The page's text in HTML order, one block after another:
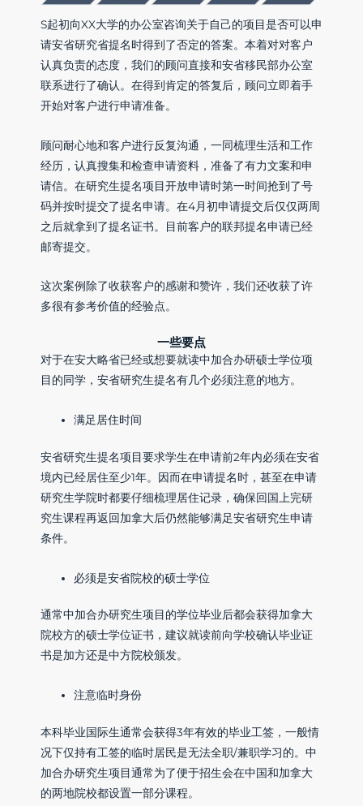
S起初向XX大学的办公室咨询关于自己的项目是否可以申
请安省研究省提名时得到了否定的答案。本着对对客户
认真负责的态度，我们的顾问直接和安省移民部办公室
联系进行了确认。在得到肯定的答复后，顾问立即着手
开始对客户进行申请准备。
顾问耐心地和客户进行反复沟通，一同梳理生活和工作
经历，认真搜集和检查申请资料，准备了有力文案和申
请信。在研究生提名项目开放申请时第一时间抢到了号
码并按时提交了提名申请。在4月初申请提交后仅仅两周
之后就拿到了提名证书。目前客户的联邦提名申请已经
邮寄提交。
这次案例除了收获客户的感谢和赞许，我们还收获了许
多很有参考价值的经验点。
一些要点
对于在安大略省已经或想要就读中加合办研硕士学位项
目的同学，安省研究生提名有几个必须注意的地方。
满足居住时间
安省研究生提名项目要求学生在申请前2年内必须在安省
境内已经居住至少1年。因而在申请提名时，甚至在申请
研究生学院时都要仔细梳理居住记录，确保回国上完研
究生课程再返回加拿大后仍然能够满足安省研究生申请
条件。
必须是安省院校的硕士学位
通常中加合办研究生项目的学位毕业后都会获得加拿大
院校方的硕士学位证书，建议就读前向学校确认毕业证
书是加方还是中方院校颁发。
注意临时身份
本科毕业国际生通常会获得3年有效的毕业工签，一般情
况下仅持有工签的临时居民是无法全职/兼职学习的。中
加合办研究生项目通常为了便于招生会在中国和加拿大
的两地院校都设置一部分课程。